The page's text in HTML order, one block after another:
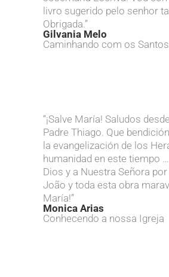
livro sugerido pelo senhor
Obrigada.”
Gilvania Melo
Caminhando com os Santos
“¡Salve María! Saludos
Padre Thiago. Que
la evangelización de los
humanidad en este tiempo
Dios y a Nuestra Señora
João y toda esta obra
María!”
Monica Arias
Conhecendo a nossa Igreja